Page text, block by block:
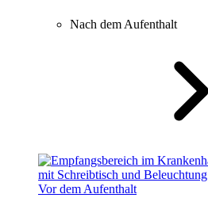
Nach dem Aufenthalt
Vor dem Aufenthalt